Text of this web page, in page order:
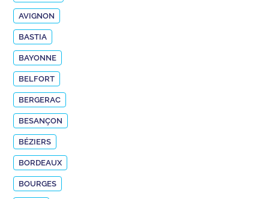
AVIGNON
BASTIA
BAYONNE
BELFORT
BERGERAC
BESANÇON
BÉZIERS
BORDEAUX
BOURGES